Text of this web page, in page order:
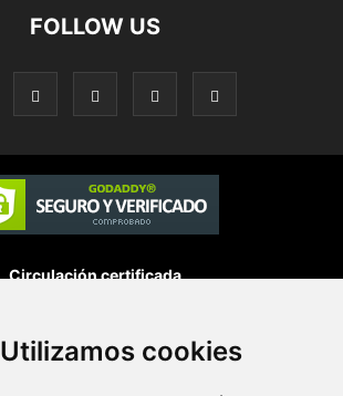
Utilizamos cookies
FOLLOW US
Circulación certificada
Desarrollado por